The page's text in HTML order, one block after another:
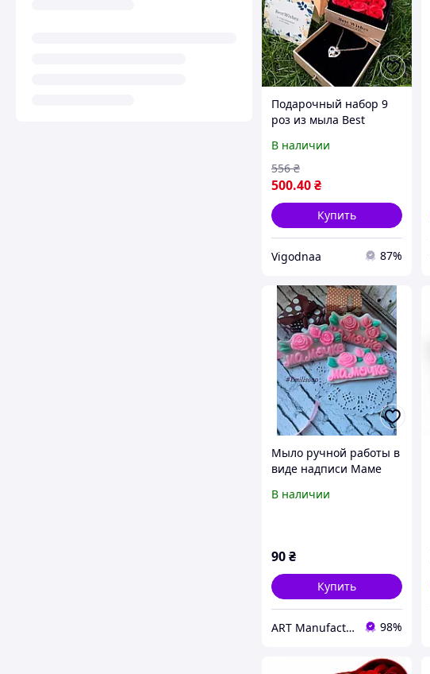
Подарочный набор 9
роз из мыла Best
розовом ящике с
кулоном в форме
сердца
В наличии
500.40₴
556 ₴
Купить
Vigodnaa 87%
Мыло ручной работы в
виде надписи Маме
маме
В наличии
90₴
Купить
ART Manufactura 98%